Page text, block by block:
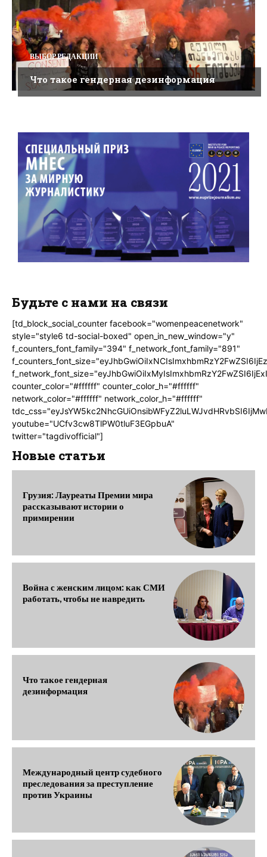
ВЫБОР РЕДАКЦИИ
Что такое гендерная дезинформация
Будьте с нами на связи
[td_block_social_counter facebook="womenpeacenetwork"
style="style6 td-social-boxed" open_in_new_window="y"
f_counters_font_family="394" f_network_font_family="891"
counter_color="#ffffff" counter_color_h="#ffffff"
network_color="#ffffff" network_color_h="#ffffff"
youtube="UCfv3cw8TlPW0tluF3EGpbuA"
twitter="tagdivofficial"]
Новые статьи
Грузия: Лауреаты Премии мира
рассказывают истории о
примирении
Война с женским лицом: как СМИ
работать, чтобы не навредить
Что такое гендерная
дезинформация
Международный центр судебного
преследования за преступление
против Украины